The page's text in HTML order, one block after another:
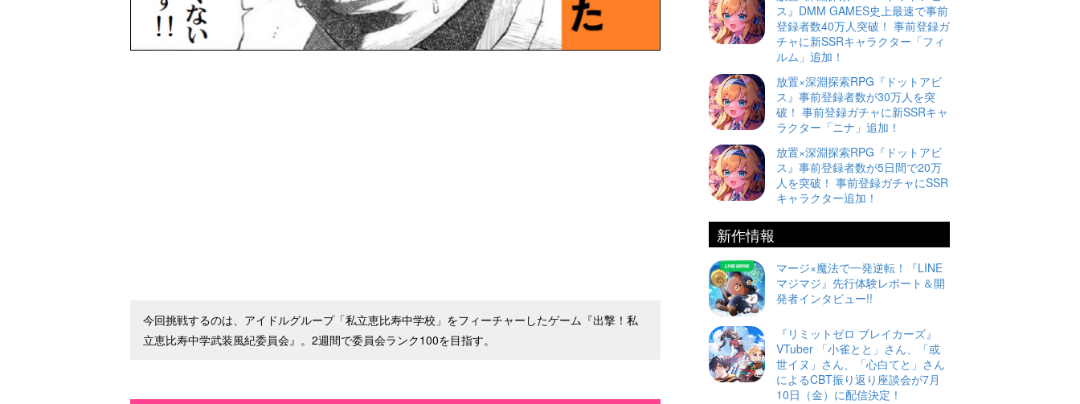
今回挑戦するのは、アイドルグループ「私立恵比寿中学校」をフィーチャーしたゲーム『出撃！私
立恵比寿中学武装風紀委員会』。2週間で委員会ランク100を目指す。
ス』DMM GAMES史上最速で事前
登録者数40万人突破！ 事前登録ガ
チャに新SSRキャラクター「フィ
ルム」追加！
放置×深淵探索RPG『ドットアビ
ス』事前登録者数が30万人を突
破！ 事前登録ガチャに新SSRキャ
ラクター「ニナ」追加！
放置×深淵探索RPG『ドットアビ
ス』事前登録者数が5日間で20万
人を突破！ 事前登録ガチャにSSR
キャラクター追加！
新作情報
マージ×魔法で一発逆転！『LINE
マジマジ』先行体験レポート＆開
発者インタビュー!!
『リミットゼロ ブレイカーズ』
VTuber 「小雀とと」さん、「或
世イヌ」さん、「心白てと」さん
によるCBT振り返り座談会が7月
10日（金）に配信決定！